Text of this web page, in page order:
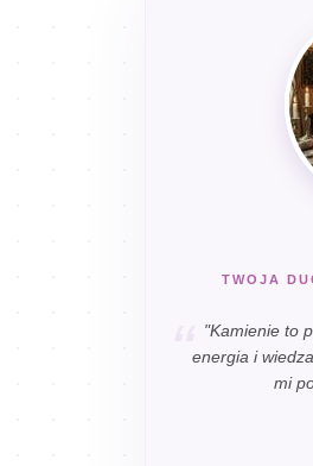
TWOJA
"Kamienie to
energia i
mi